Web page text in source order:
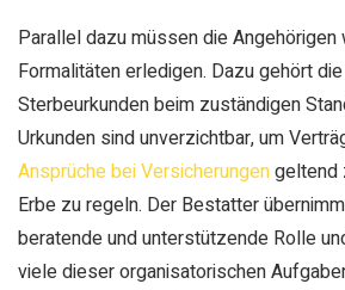
Parallel dazu müssen die
Formalitäten erledigen. Dazu gehört
Sterbeurkunden beim zuständigen
Urkunden sind unverzichtbar, um
Ansprüche bei Versicherungengeltend
Erbe zu regeln. Der Bestatter
beratende und unterstützende Rolle
viele dieser organisatorischen